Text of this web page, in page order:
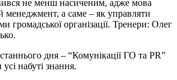
не менш насиченим, адже мова
а саме – як управляти
громадської організації. Тренери: Олег
дня – “Комунікації ГО та PR”
набуті знання.